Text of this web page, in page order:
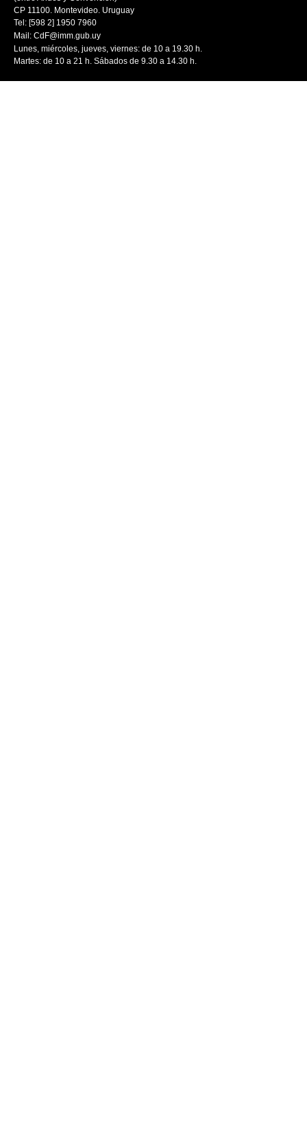
CP 11100. Montevideo. Uruguay
Tel: [598 2] 1950 7960
Mail: CdF@imm.gub.uy
Lunes, miércoles, jueves, viernes: de 10 a 19.30 h.
Martes: de 10 a 21 h. Sábados de 9.30 a 14.30 h.